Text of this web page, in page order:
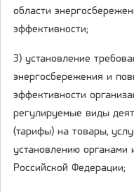
области
эффективности;
3) установление
энергосбережения и
эффективности
регулируемые виды
(тарифы) на товары,
установлению органами
Российской Федерации;